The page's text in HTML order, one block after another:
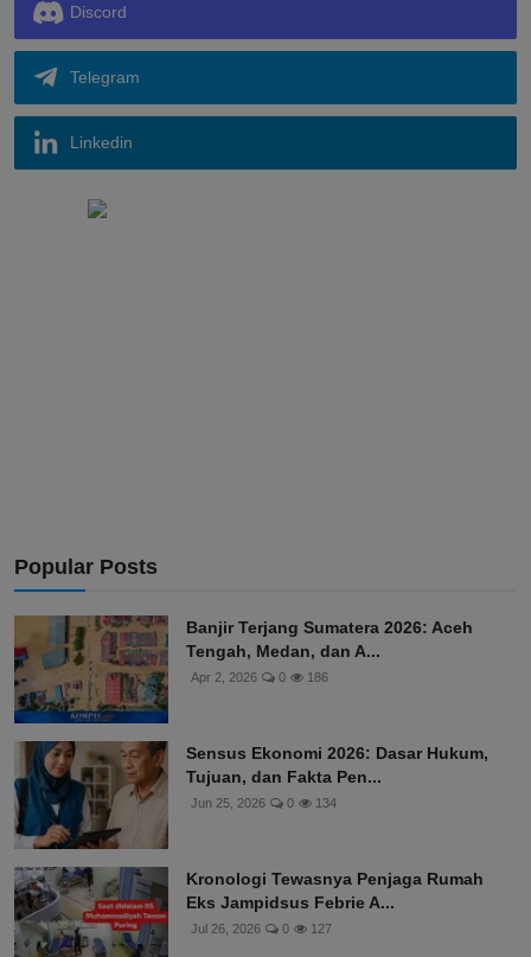
Discord
Telegram
Linkedin
Popular Posts
Banjir Terjang Sumatera 2026: Aceh
Tengah, Medan, dan A...
Apr 2, 2026 0 186
Sensus Ekonomi 2026: Dasar Hukum,
Tujuan, dan Fakta Pen...
Jun 25, 2026 0 134
Kronologi Tewasnya Penjaga Rumah
Eks Jampidsus Febrie A...
Jul 26, 2026 0 127